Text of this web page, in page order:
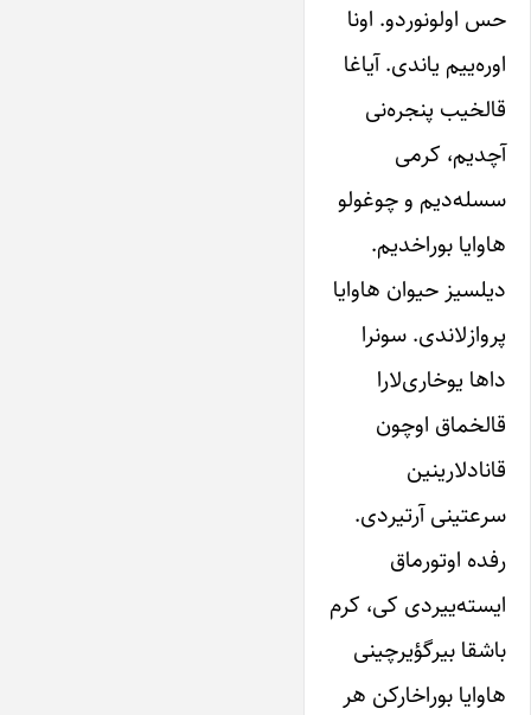
حس اولونوردو. اونا
اوره‌ییم یاندی. آیاغا
قالخیب پنجره‌نی
آچدیم، کر‌می
سسله‌دیم و چوغولو
هاوایا بوراخدیم.
دیلسیز حیوان هاوایا
پروازلاندی. سونرا
داها یوخاری‌لارا
قالخماق اوچون
قانادلارینین
سرعتینی آرتیردی.
رفده اوتورماق
ایسته‌ییردی کی، کر‌م
باشقا بیرگؤیرچینی
هاوایا بوراخارکن هر